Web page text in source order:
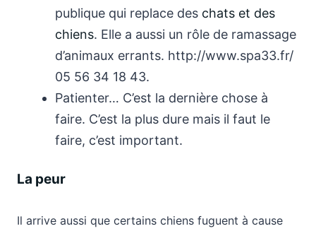
publique qui replace des chats et des
chiens. Elle a aussi un rôle de ramassage
d’animaux errants. http://www.spa33.fr/
05 56 34 18 43.
Patienter… C’est la dernière chose à
faire. C’est la plus dure mais il faut le
faire, c’est important.
La peur
Il arrive aussi que certains chiens fuguent à cause